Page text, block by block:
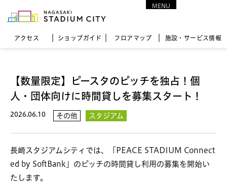
アクセス ショップガイド フロア マップ 施設・サービス情報
MENU
【数量限定】ピースタのピッチを独占！個
人・団体向けに時間貸しを募集スタート！
2026.06.10 その他 スタジアム
長崎スタジアムシティでは、「PEACE STADIUM Connect
ed by SoftBank」のピッチの時間貸し利用の募集を開始い
たします。